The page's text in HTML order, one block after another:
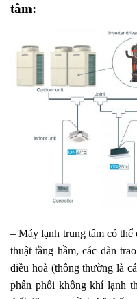
tâm:
– Máy lạnh trung tâm có
thuật tầng hầm, các dàn
điều hoà (thông thường là
phân phối không khí lạnh